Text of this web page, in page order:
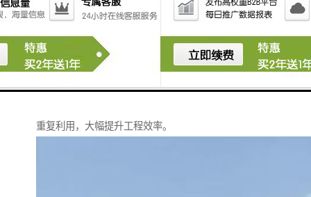
安装环节同样关键。
专业的施工团队能根据地面条件设计基础方案，采用膨
胀螺栓、混凝土预埋等方式固定围挡立柱，确保整体结
重复利用，大幅提升工程效率。